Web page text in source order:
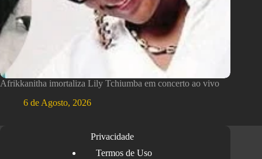
Afrikkanitha imortaliza Lily Tchiumba em concerto ao vivo
6 de Agosto, 2026
Privacidade
Termos de Uso